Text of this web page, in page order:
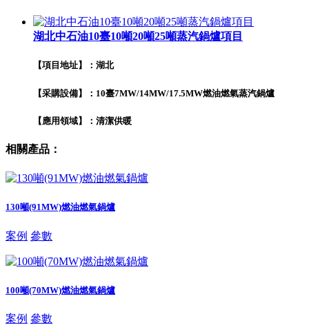
湖北中石油10臺10噸20噸25噸蒸汽鍋爐項目
【項目地址】：湖北
【采購設備】：10臺7MW/14MW/17.5MW燃油燃氣蒸汽鍋爐
【應用領域】：清潔供暖
相關產品：
130噸(91MW)燃油燃氣鍋爐
案例 參數
100噸(70MW)燃油燃氣鍋爐
案例 參數